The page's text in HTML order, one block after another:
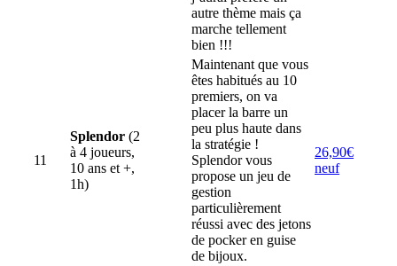
autre thème mais ça
marche tellement
bien !!!
11
Splendor (2
à 4 joueurs,
10 ans et +,
1h)
Maintenant que vous
êtes habitués au 10
premiers, on va
placer la barre un
peu plus haute dans
la stratégie !
Splendor vous
propose un jeu de
gestion
particulièrement
réussi avec des jetons
de pocker en guise
de bijoux.
26,90€
neuf